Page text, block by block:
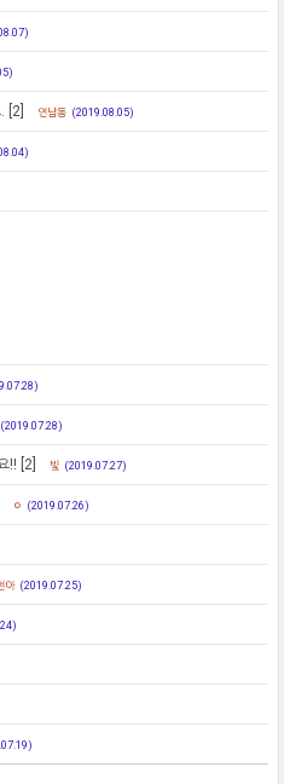
[2] 연남동 (2019.08.05)
(2019.07.28)
!! [2] 빛 (2019.07.27)
ㅇ (2019.07.26)
아 (2019.07.25)